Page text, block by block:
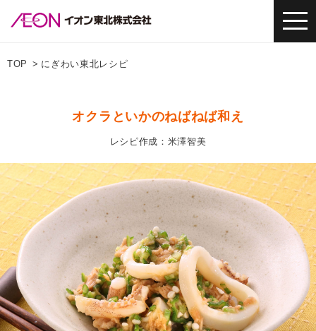
TOP にぎわい東北レシピ
オクラといかのねばねば和え
レシピ作成：米澤智美